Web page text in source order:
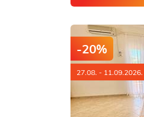
-20%
27.08. - 11.09.2026.